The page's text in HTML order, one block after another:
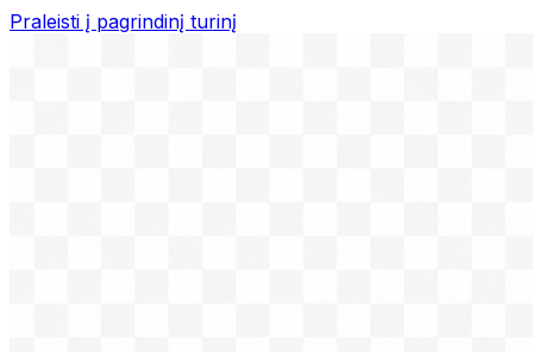
Praleisti į pagrindinį turinį